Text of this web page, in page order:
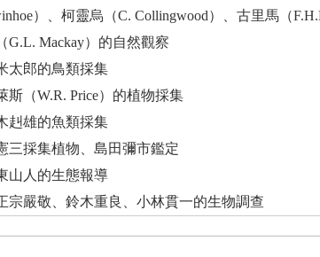
）、柯靈烏（C. Collingwood）、古里馬（
G.L. Mackay）的自然觀察
太郎的鳥類採集
斯（W.R. Price）的植物採集
赳雄的魚類採集
三採集植物、島田彌市鑑定
山人的生態報導
宗嚴敬、鈴木重良、小林貫一的生物調查